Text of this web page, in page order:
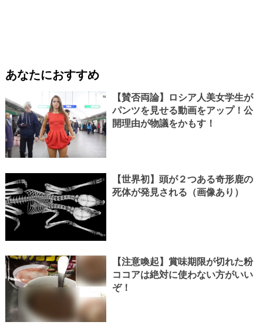
あなたにおすすめ
【賛否両論】ロシア人美女学生が
パンツを見せる動画をアップ！公
開理由が物議をかもす！
【世界初】頭が２つある奇形鹿の
死体が発見される（画像あり）
【注意喚起】賞味期限が切れた粉
ココアは絶対に使わない方がいい
ぞ！